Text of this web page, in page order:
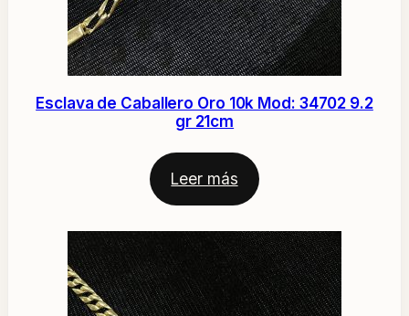
Esclava de Caballero Oro 10k Mod: 34702 9.2
gr 21cm
Leer más